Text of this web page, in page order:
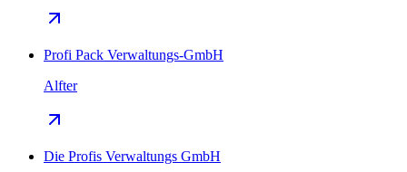
Profi Pack Verwaltungs-GmbH
Alfter
Die Profis Verwaltungs GmbH